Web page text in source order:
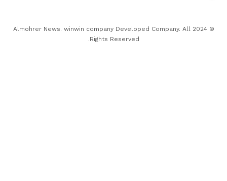
© 2024 Almohrer News. winwin company Developed Company. All
Rights Reserved.